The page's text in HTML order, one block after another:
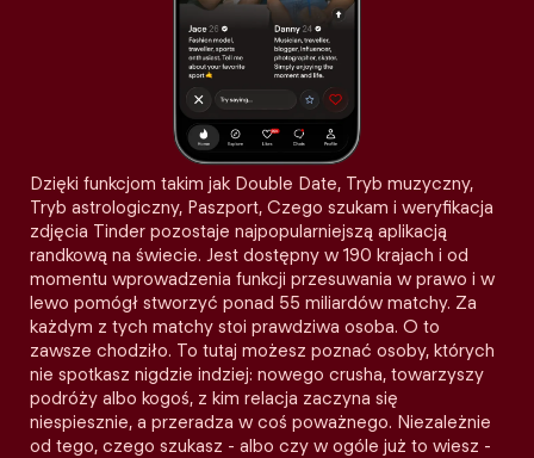
Dzięki funkcjom takim jak Double Date, Tryb muzyczny,
Tryb astrologiczny, Paszport, Czego szukam i weryfikacja
zdjęcia Tinder pozostaje najpopularniejszą aplikacją
randkową na świecie. Jest dostępny w 190 krajach i od
momentu wprowadzenia funkcji przesuwania w prawo i w
lewo pomógł stworzyć ponad 55 miliardów matchy. Za
każdym z tych matchy stoi prawdziwa osoba. O to
zawsze chodziło. To tutaj możesz poznać osoby, których
nie spotkasz nigdzie indziej: nowego crusha, towarzyszy
podróży albo kogoś, z kim relacja zaczyna się
niespiesznie, a przeradza w coś poważnego. Niezależnie
od tego, czego szukasz - albo czy w ogóle już to wiesz -